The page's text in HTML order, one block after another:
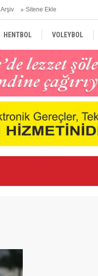
Arşiv Sitene Ekle
HENTBOL VOLEYBOL
DÜNYA